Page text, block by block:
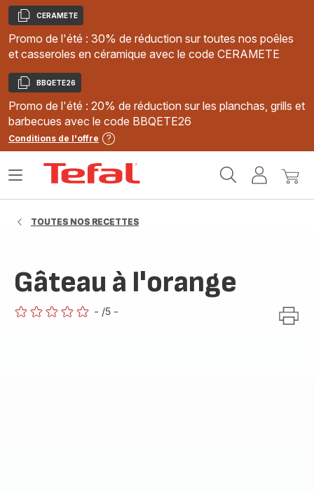
Copier
CERAMETE
Promo de l'été : 30% de réduction sur toutes nos poêles
et casseroles en céramique avec le code CERAMETE
Copier
BBQETE26
Promo de l'été : 20% de réduction sur les planchas, grills et
barbecues avec le code BBQETE26
Conditions de l'offre
MonMon
Ouvrir
TOUTES NOS RECETTES
Gâteau à l'orange
- /5 -